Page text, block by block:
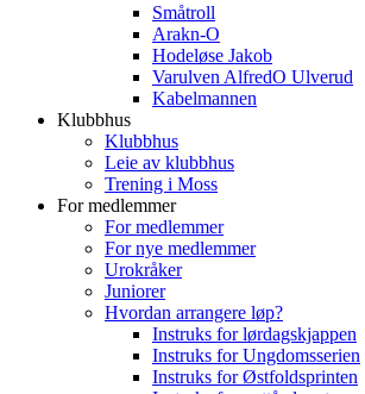
Småtroll
Arakn-O
Hodeløse Jakob
Varulven AlfredO Ulverud
Kabelmannen
Klubbhus
Klubbhus
Leie av klubbhus
Trening i Moss
For medlemmer
For medlemmer
For nye medlemmer
Urokråker
Juniorer
Hvordan arrangere løp?
Instruks for lørdagskjappen
Instruks for Ungdomsserien
Instruks for Østfoldsprinten